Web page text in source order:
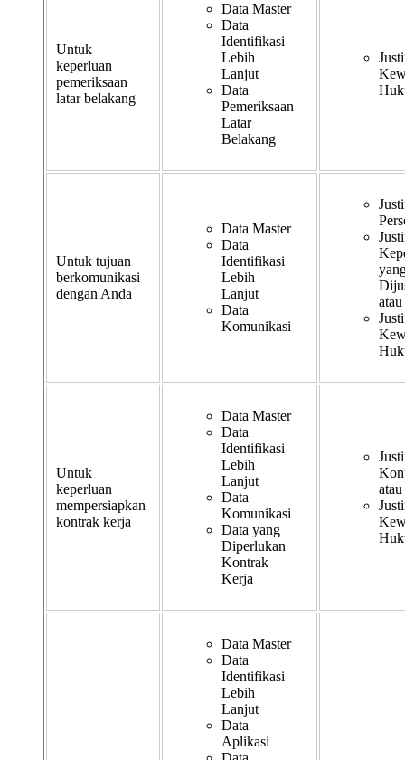
Untuk
keperluan
pemeriksaan
latar belakang
Data Master
Data
Identifikasi
Lebih
Lanjut
Data
Pemeriksaan
Latar
Belakang
Untuk tujuan
berkomunikasi
dengan Anda
Data Master
Data
Identifikasi
Lebih
Lanjut
Data
Komunikasi
atau
Untuk
keperluan
mempersiapkan
kontrak kerja
Data Master
Data
Identifikasi
Lebih
Lanjut
Data
Komunikasi
Data yang
Diperlukan
Kontrak
Kerja
atau
Data Master
Data
Identifikasi
Lebih
Lanjut
Data
Aplikasi